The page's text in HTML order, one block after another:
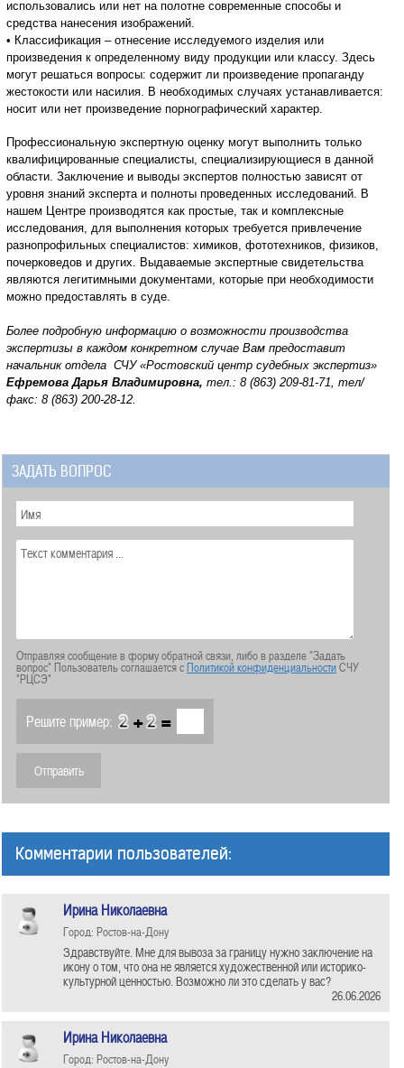
использовались или нет на полотне современные способы и
средства нанесения изображений.
• Классификация – отнесение исследуемого изделия или
произведения к определенному виду продукции или классу. Здесь
могут решаться вопросы: содержит ли произведение пропаганду
жестокости или насилия. В необходимых случаях устанавливается:
носит или нет произведение порнографический характер.
Профессиональную экспертную оценку могут выполнить только
квалифицированные специалисты, специализирующиеся в данной
области. Заключение и выводы экспертов полностью зависят от
уровня знаний эксперта и полноты проведенных исследований. В
нашем Центре производятся как простые, так и комплексные
исследования, для выполнения которых требуется привлечение
разнопрофильных специалистов: химиков, фототехников, физиков,
почерковедов и других. Выдаваемые экспертные свидетельства
являются легитимными документами, которые при необходимости
можно предоставлять в суде.
Более подробную информацию о возможности производства
экспертизы в каждом конкретном случае Вам предоставит
начальник отдела СЧУ «Ростовский центр судебных экспертиз»
Ефремова Дарья Владимировна, тел.: 8 (863) 209-81-71, тел/
факс: 8 (863) 200-28-12.
ЗАДАТЬ ВОПРОС
Отправляя сообщение в форму обратной связи, либо в разделе "Задать
вопрос" Пользователь соглашается сПолитикой конфиденциальностиСЧУ
"РЦСЭ"
Решите пример: + =
Комментарии пользователей:
Ирина Николаевна
Город: Ростов-на-Дону
Здравствуйте. Мне для вывоза за границу нужно заключение на
икону о том, что она не является художественной или историко-
культурной ценностью. Возможно ли это сделать у вас?
26.06.2026
Ирина Николаевна
Город: Ростов-на-Дону